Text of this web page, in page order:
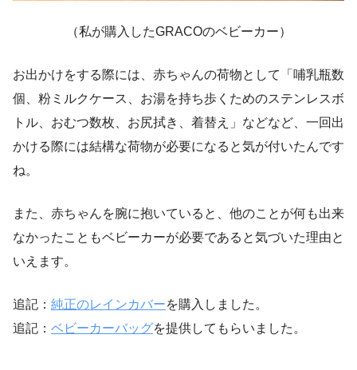
（私が購入したGRACOのベビーカー）
お出かけをする際には、赤ちゃんの荷物として「哺乳瓶数
個、粉ミルクケース、お湯を持ち歩くためのステンレスボ
トル、おむつ数枚、お尻拭き、着替え」などなど、一回出
かける際には結構な荷物が必要になると気が付いたんです
ね。
また、赤ちゃんを腕に抱いていると、他のことが何も出来
なかったこともベビーカーが必要であると気づいた理由と
いえます。
追記： 純正のレインカバーを購入しました。
追記： ベビーカーバッグを提供してもらいました。